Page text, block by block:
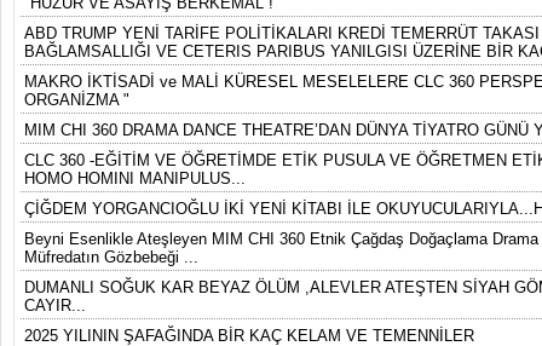
ABD TRUMP YENİ TARİFE POLİTİKALARI KREDİ TEMERRÜT
BAĞLAMSALLIĞI VE CETERIS PARIBUS YANILGISI ÜZERİNE BİR
MAKRO İKTİSADİ ve MALİ KÜRESEL MESELELERE CLC 360
ORGANİZMA "
MIM CHI 360 DRAMA DANCE THEATRE’DAN DÜNYA TİYATRO GÜNÜ
CLC 360 -EĞİTİM VE ÖĞRETİMDE ETİK PUSULA VE ÖĞRETMEN
HOMO HOMINI MANIPULUS...
ÇİĞDEM YORGANCIOĞLU İKİ YENİ KİTABI İLE
Beyni Esenlikle Ateşleyen MIM CHI 360 Etnik Çağdaş Doğaçlama
Müfredatın Gözbebeği ...
DUMANLI SOĞUK KAR BEYAZ ÖLÜM ,ALEVLER ATEŞTEN SİYAH
CAYIR...
2025 YILININ ŞAFAĞINDA BİR KAÇ KELAM VE TEMENNİLER